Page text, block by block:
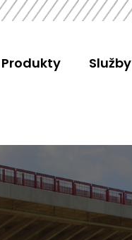
Produkty Služby